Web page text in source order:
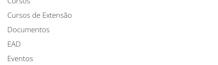
Cursos de Extensão
Documentos
EAD
Eventos